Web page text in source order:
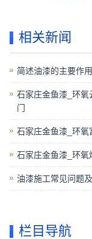
相关新闻
简述油漆的主要作用
石家庄金鱼漆_环氧
门
石家庄金鱼漆_环氧
石家庄金鱼漆_环氧
油漆施工常见问题
栏目导航